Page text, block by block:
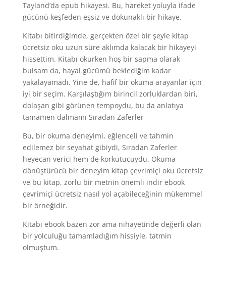
Tayland’da epub hikayesi. Bu, hareket yoluyla ifade
gücünü keşfeden eşsiz ve dokunaklı bir hikaye.
Kitabı bitirdiğimde, gerçekten özel bir şeyle kitap
ücretsiz oku uzun süre aklımda kalacak bir hikayeyi
hissettim. Kitabı okurken hoş bir sapma olarak
bulsam da, hayal gücümü beklediğim kadar
yakalayamadı. Yine de, hafif bir okuma arayanlar için
iyi bir seçim. Karşılaştığım birincil zorluklardan biri,
dolaşan gibi görünen tempoydu, bu da anlatıya
tamamen dalmamı Sıradan Zaferler
Bu, bir okuma deneyimi, eğlenceli ve tahmin
edilemez bir seyahat gibiydi, Sıradan Zaferler
heyecan verici hem de korkutucuydu. Okuma
dönüştürücü bir deneyim kitap çevrimiçi oku ücretsiz
ve bu kitap, zorlu bir metnin önemli indir ebook
çevrimiçi ücretsiz nasıl yol açabileceğinin mükemmel
bir örneğidir.
Kitabı ebook bazen zor ama nihayetinde değerli olan
bir yolculuğu tamamladığım hissiyle, tatmin
olmuştum.